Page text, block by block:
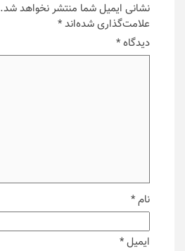
نشانی ایمیل شما منتشر نخواهد شد.
علامت‌گذاری شده‌اند*
دیدگاه*
نام*
ایمیل*